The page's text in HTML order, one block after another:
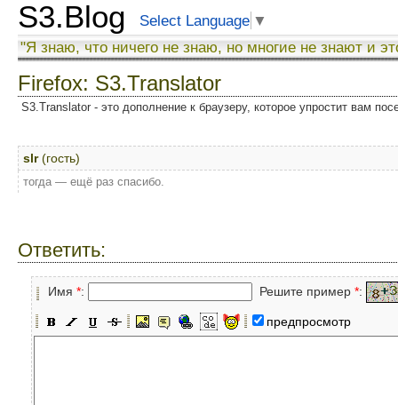
S3.Blog Select Language ▼
"Я знаю, что ничего не знаю, но многие не знают и
Firefox: S3.Translator
S3.Translator - это дополнение к браузеру, которое упростит вам
slr(гость)
тогда — ещё раз спасибо.
Ответить:
Имя *: Решите пример *:
предпросмотр